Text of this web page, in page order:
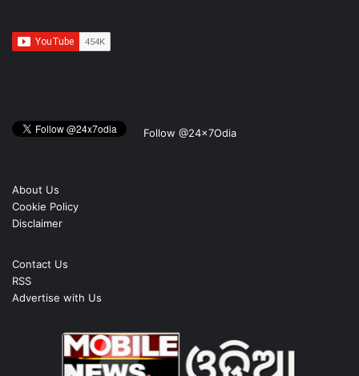
Follow @24x7Odia
About Us
Cookie Policy
Disclaimer
Contact Us
RSS
Advertise with Us